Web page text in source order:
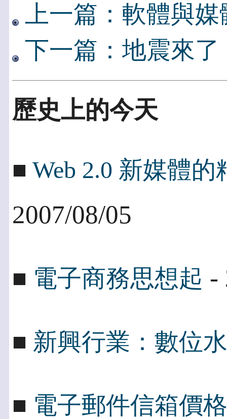
上一篇：軟體與
下一篇：地震來
歷史上的今天
■ Web 2.0 新媒體
2007/08/05
■ 電子商務思想起 -
■ 新興行業：數位
■ 電子郵件信箱價